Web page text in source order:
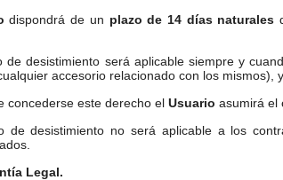
dispondrá de un plazo de 14 días naturales
de desistimiento será aplicable siempre y
accesorio relacionado con los mismos),
concederse este derecho el Usuario asumirá el
de desistimiento no será aplicable a los
Legal.